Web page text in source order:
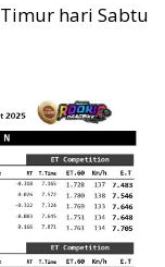
hari Sabtu